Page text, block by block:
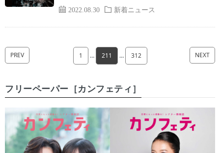
2022.08.30 新着ニュース
PREV 1 … 211 … 312 NEXT
フリーペーパー［カンフェティ］